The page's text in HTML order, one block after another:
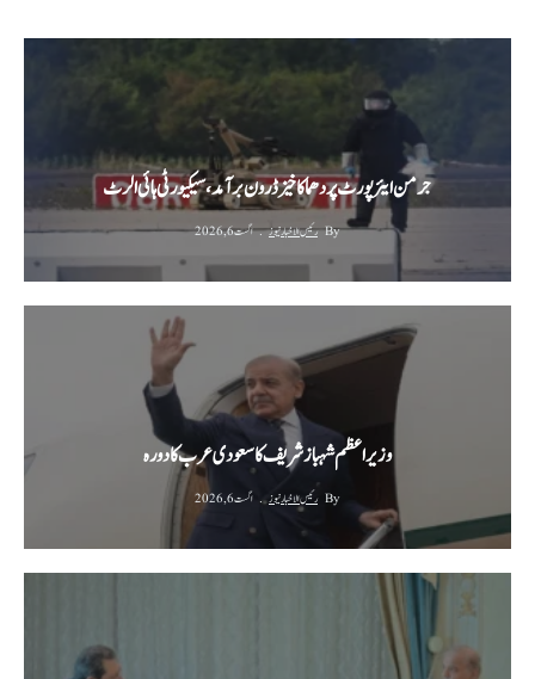
جرمن ایئرپورٹ پر دھماکا خیز ڈرون برآمد، سیکیورٹی ہائی الرٹ
By رئیس الاخبار نیوز اگست 6, 2026
وزیراعظم شہباز شریف کا سعودی عرب کا دورہ
By رئیس الاخبار نیوز اگست 6, 2026